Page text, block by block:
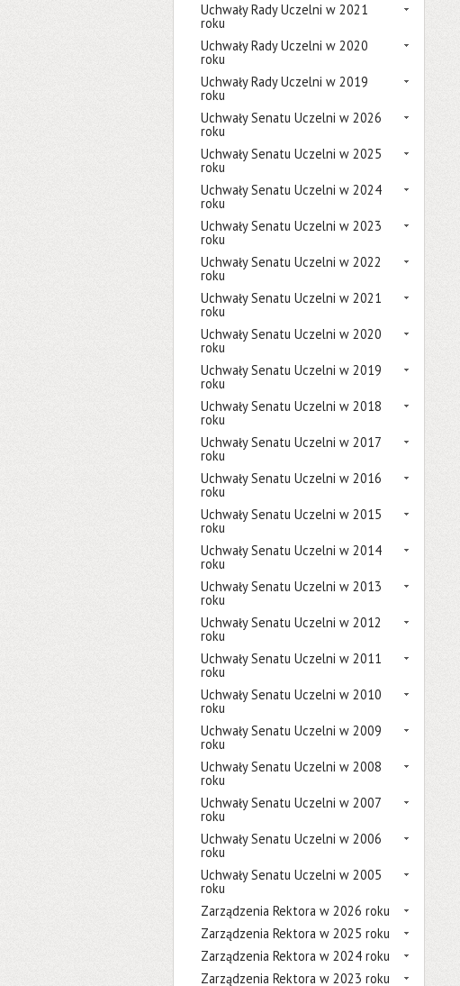
Uchwały Rady Uczelni w 2021
roku
Uchwały Rady Uczelni w 2020
roku
Uchwały Rady Uczelni w 2019
roku
Uchwały Senatu Uczelni w 2026
roku
Uchwały Senatu Uczelni w 2025
roku
Uchwały Senatu Uczelni w 2024
roku
Uchwały Senatu Uczelni w 2023
roku
Uchwały Senatu Uczelni w 2022
roku
Uchwały Senatu Uczelni w 2021
roku
Uchwały Senatu Uczelni w 2020
roku
Uchwały Senatu Uczelni w 2019
roku
Uchwały Senatu Uczelni w 2018
roku
Uchwały Senatu Uczelni w 2017
roku
Uchwały Senatu Uczelni w 2016
roku
Uchwały Senatu Uczelni w 2015
roku
Uchwały Senatu Uczelni w 2014
roku
Uchwały Senatu Uczelni w 2013
roku
Uchwały Senatu Uczelni w 2012
roku
Uchwały Senatu Uczelni w 2011
roku
Uchwały Senatu Uczelni w 2010
roku
Uchwały Senatu Uczelni w 2009
roku
Uchwały Senatu Uczelni w 2008
roku
Uchwały Senatu Uczelni w 2007
roku
Uchwały Senatu Uczelni w 2006
roku
Uchwały Senatu Uczelni w 2005
roku
Zarządzenia Rektora w 2026 roku
Zarządzenia Rektora w 2025 roku
Zarządzenia Rektora w 2024 roku
Zarządzenia Rektora w 2023 roku